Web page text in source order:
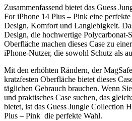
Zusammenfassend bietet das Guess
For iPhone 14 Plus – Pink eine
Design, Komfort und Langlebigkeit.
Design, die hochwertige Polycarbonat-
Oberfläche machen dieses Case zu
iPhone-Nutzer, die sowohl Schutz als
Mit den erhöhten Rändern, der
kratzfesten Oberfläche bietet dieses
täglichen Gebrauch brauchen. Wenn
und praktisches Case suchen, das
bietet, ist das Guess Jungle Collection
Plus – Pink die perfekte Wahl.